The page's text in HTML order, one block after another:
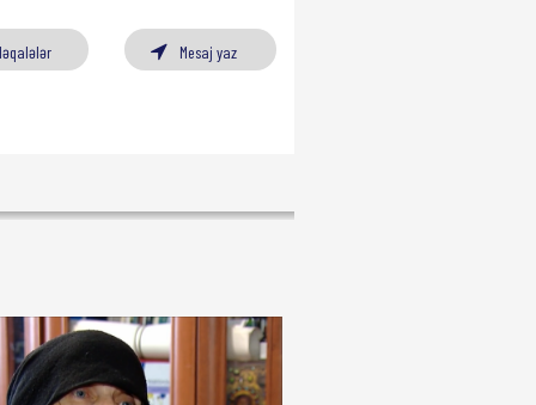
Mesaj yaz